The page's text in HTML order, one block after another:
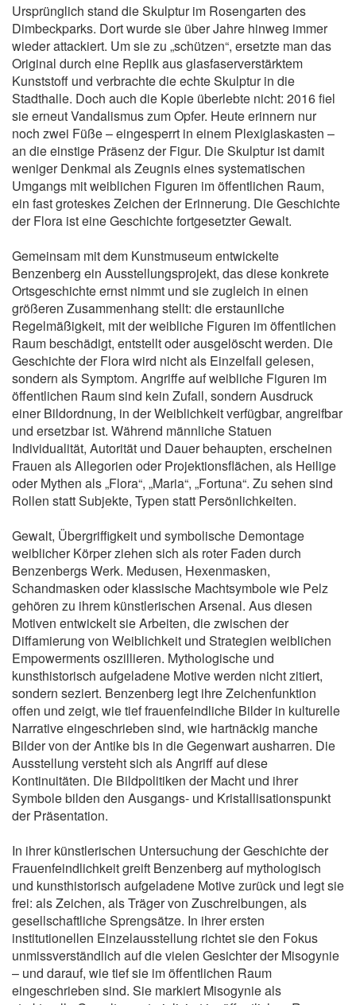
Ursprünglich stand die Skulptur im Rosengarten des
Dimbeckparks. Dort wurde sie über Jahre hinweg immer
wieder attackiert. Um sie zu „schützen“, ersetzte man das
Original durch eine Replik aus glasfaserverstärktem
Kunststoff und verbrachte die echte Skulptur in die
Stadthalle. Doch auch die Kopie überlebte nicht: 2016 fiel
sie erneut Vandalismus zum Opfer. Heute erinnern nur
noch zwei Füße – eingesperrt in einem Plexiglaskasten –
an die einstige Präsenz der Figur. Die Skulptur ist damit
weniger Denkmal als Zeugnis eines systematischen
Umgangs mit weiblichen Figuren im öffentlichen Raum,
ein fast groteskes Zeichen der Erinnerung. Die Geschichte
der Flora ist eine Geschichte fortgesetzter Gewalt.
Gemeinsam mit dem Kunstmuseum entwickelte
Benzenberg ein Ausstellungsprojekt, das diese konkrete
Ortsgeschichte ernst nimmt und sie zugleich in einen
größeren Zusammenhang stellt: die erstaunliche
Regelmäßigkeit, mit der weibliche Figuren im öffentlichen
Raum beschädigt, entstellt oder ausgelöscht werden. Die
Geschichte der Flora wird nicht als Einzelfall gelesen,
sondern als Symptom. Angriffe auf weibliche Figuren im
öffentlichen Raum sind kein Zufall, sondern Ausdruck
einer Bildordnung, in der Weiblichkeit verfügbar, angreifbar
und ersetzbar ist. Während männliche Statuen
Individualität, Autorität und Dauer behaupten, erscheinen
Frauen als Allegorien oder Projektionsflächen, als Heilige
oder Mythen als „Flora“, „Maria“, „Fortuna“. Zu sehen sind
Rollen statt Subjekte, Typen statt Persönlichkeiten.
Gewalt, Übergriffigkeit und symbolische Demontage
weiblicher Körper ziehen sich als roter Faden durch
Benzenbergs Werk. Medusen, Hexenmasken,
Schandmasken oder klassische Machtsymbole wie Pelz
gehören zu ihrem künstlerischen Arsenal. Aus diesen
Motiven entwickelt sie Arbeiten, die zwischen der
Diffamierung von Weiblichkeit und Strategien weiblichen
Empowerments oszillieren. Mythologische und
kunsthistorisch aufgeladene Motive werden nicht zitiert,
sondern seziert. Benzenberg legt ihre Zeichenfunktion
offen und zeigt, wie tief frauenfeindliche Bilder in kulturelle
Narrative eingeschrieben sind, wie hartnäckig manche
Bilder von der Antike bis in die Gegenwart ausharren. Die
Ausstellung versteht sich als Angriff auf diese
Kontinuitäten. Die Bildpolitiken der Macht und ihrer
Symbole bilden den Ausgangs- und Kristallisationspunkt
der Präsentation.
In ihrer künstlerischen Untersuchung der Geschichte der
Frauenfeindlichkeit greift Benzenberg auf mythologisch
und kunsthistorisch aufgeladene Motive zurück und legt sie
frei: als Zeichen, als Träger von Zuschreibungen, als
gesellschaftliche Sprengsätze. In ihrer ersten
institutionellen Einzelausstellung richtet sie den Fokus
unmissverständlich auf die vielen Gesichter der Misogynie
– und darauf, wie tief sie im öffentlichen Raum
eingeschrieben sind. Sie markiert Misogynie als